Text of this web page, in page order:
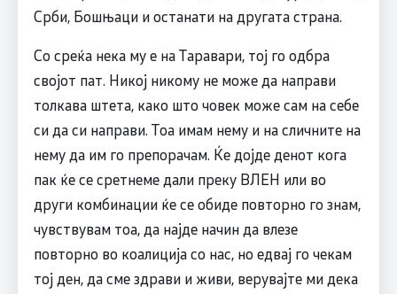
Срби, Бошњаци и останати на другата страна.
Со среќа нека му е на Таравари, тој го одбра
својот пат. Никој никому не може да направи
толкава штета, како што човек може сам на себе
си да си направи. Тоа имам нему и на сличните на
нему да им го препорачам. Ќе дојде денот кога
пак ќе се сретнеме дали преку ВЛЕН или во
други комбинации ќе се обиде повторно го знам,
чувствувам тоа, да најде начин да влезе
повторно во коалиција со нас, но едвај го чекам
тој ден, да сме здрави и живи, верувајте ми дека